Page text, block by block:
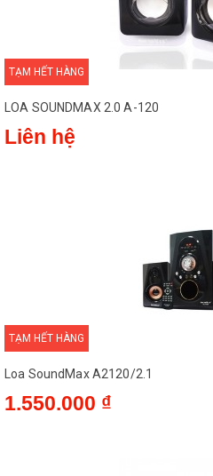
TẠM HẾT HÀNG
LOA SOUNDMAX 2.0 A-120
Liên hệ
TẠM HẾT HÀNG
Loa SoundMax A2120/2.1
1.550.000 ₫